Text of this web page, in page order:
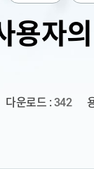
용자
다운로드 : 342